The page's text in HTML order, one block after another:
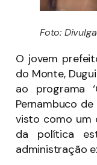
Foto:
O jovem
do Monte,
ao programa
Pernambuco
visto como um
da política
administração